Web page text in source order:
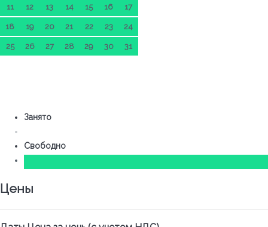
11 12 13 14 15 16 17
18 19 20 21 22 23 24
25 26 27 28 29 30 31
Занято
Свободно
Цены